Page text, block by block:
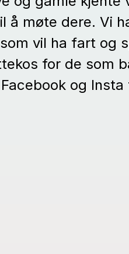
å møte dere. Vi
vil ha fart og
for de som
og